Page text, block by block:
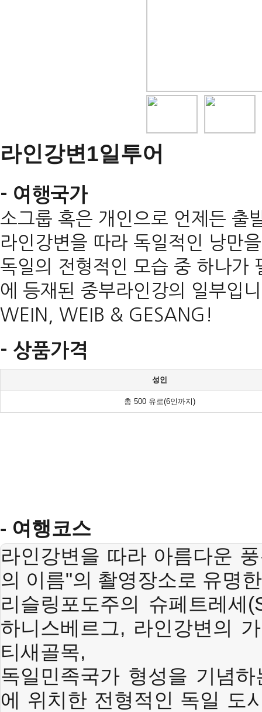
라인강변1일투어
- 여행국가
소그룹 혹은 개인으로 언제든 출
라인강변을 따라 독일적인 낭만
독일의 전형적인 모습 중 하나가
에 등재된 중부라인강의 일부입
WEIN, WEIB & GESANG!
- 상품가격
성인
총 500 유로(6인까지)
- 여행코스
라인강변을 따라 아름다운
의 이름"의 촬영장소로 유명
리슬링포도주의 슈페트레
하니스베르그, 라인강변의
티새골목,
독일민족국가 형성을 기념
에 위치한 전형적인 독일 도